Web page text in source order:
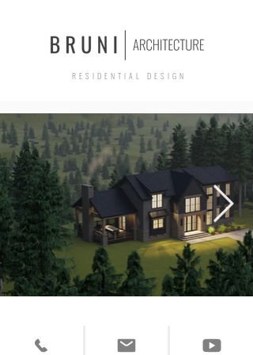
R E S I D E N T I A L D E S I G N